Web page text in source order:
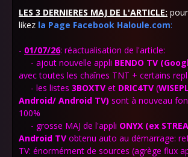
LES 3 DERNIERES MAJ DE L'ARTICLE:
likez la Page Facebook Haloule.com:
- 01/07/26: réactualisation de l'article:
- ajout nouvelle appli BENDO TV
avec toutes les chaînes TNT + certains
- les listes 3BOXTV et DRIC4TV (
Android/ Android TV) sont à nouveau
100%
- grosse MAJ de l'appli ONYX (ex
Android TV obtenu auto au démarrage:
TV: énormément de sources (agrège flux